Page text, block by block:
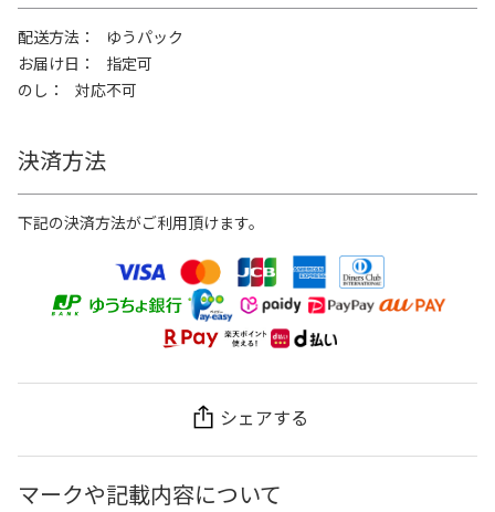
配送方法
ゆうパック
お届け日
指定可
のし
対応不可
決済方法
下記の決済方法がご利用頂けます。
シェアする
マークや記載内容について